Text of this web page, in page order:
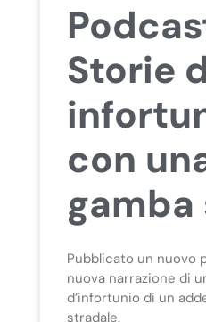
Storie
con
gamba
Pubblicato un nuovo
nuova narrazione di
d’infortunio di un
stradale.